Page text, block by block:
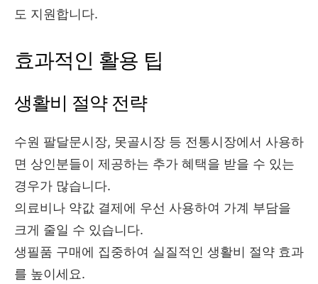
도 지원합니다.
효과적인 활용 팁
생활비 절약 전략
수원 팔달문시장, 못골시장 등 전통시장에서 사용하
면 상인분들이 제공하는 추가 혜택을 받을 수 있는
경우가 많습니다.
의료비나 약값 결제에 우선 사용하여 가계 부담을
크게 줄일 수 있습니다.
생필품 구매에 집중하여 실질적인 생활비 절약 효과
를 높이세요.